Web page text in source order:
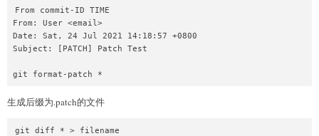
From commit-ID TIME
From: User <email>
Date: Sat, 24 Jul 2021 14:18:57 +0800
Subject: [PATCH] Patch Test
git format-patch *
生成后缀为.patch的文件
git diff * > filename